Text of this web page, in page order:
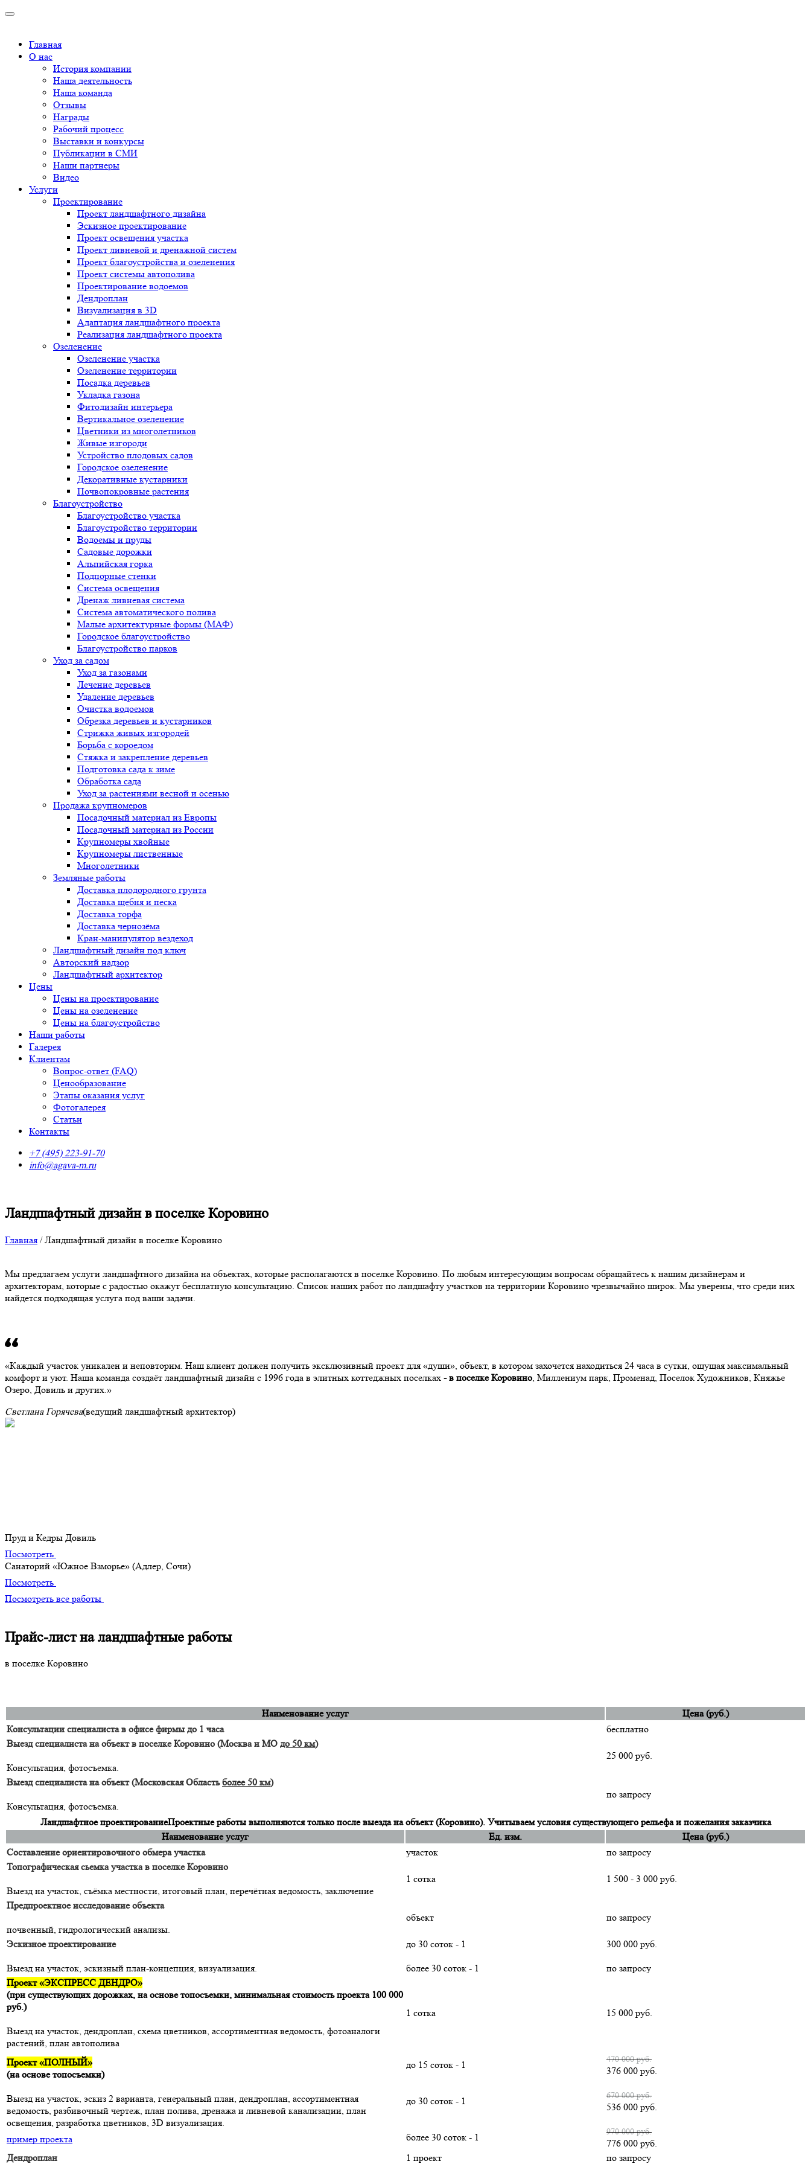
Главная
О нас
История компании
Наша деятельность
Наша команда
Отзывы
Награды
Рабочий процесс
Выставки и конкурсы
Публикации в СМИ
Наши партнеры
Видео
Услуги
Проектирование
Проект ландшафтного дизайна
Эскизное проектирование
Проект освещения участка
Проект ливневой и дренажной систем
Проект благоустройства и озеленения
Проект системы автополива
Проектирование водоемов
Дендроплан
Визуализация в 3D
Адаптация ландшафтного проекта
Реализация ландшафтного проекта
Озеленение
Озеленение участка
Озеленение территории
Посадка деревьев
Укладка газона
Фитодизайн интерьера
Вертикальное озеленение
Цветники из многолетников
Живые изгороди
Устройство плодовых садов
Городское озеленение
Декоративные кустарники
Почвопокровные растения
Благоустройство
Благоустройство участка
Благоустройство территории
Водоемы и пруды
Садовые дорожки
Альпийская горка
Подпорные стенки
Система освещения
Дренаж ливневая система
Система автоматического полива
Малые архитектурные формы (МАФ)
Городское благоустройство
Благоустройство парков
Уход за садом
Уход за газонами
Лечение деревьев
Удаление деревьев
Очистка водоемов
Обрезка деревьев и кустарников
Стрижка живых изгородей
Борьба с короедом
Стяжка и закрепление деревьев
Подготовка сада к зиме
Обработка сада
Уход за растениями весной и осенью
Продажа крупномеров
Посадочный материал из Европы
Посадочный материал из России
Крупномеры хвойные
Крупномеры лиственные
Многолетники
Земляные работы
Доставка плодородного грунта
Доставка щебня и песка
Доставка торфа
Доставка чернозёма
Кран-манипулятор вездеход
Ландшафтный дизайн под ключ
Авторский надзор
Ландшафтный архитектор
Цены
Цены на проектирование
Цены на озеленение
Цены на благоустройство
Наши работы
Галерея
Клиентам
Вопрос-ответ (FAQ)
Ценообразование
Этапы оказания услуг
Фотогалерея
Статьи
Контакты
+7 (495) 223-91-70
info@agava-m.ru
Ландшафтный дизайн в поселке Коровино
Главная /Ландшафтный дизайн в поселке Коровино
Мы предлагаем услуги ландшафтного дизайна на объектах, которые располагаются в поселке Коровино. По любым интересующим вопросам обращайтесь к нашим дизайнерам и
архитекторам, которые с радостью окажут бесплатную консультацию. Список наших работ по ландшафту участков на территории Коровино чрезвычайно широк. Мы уверены, что среди них
найдется подходящая услуга под ваши задачи.
Каждый участок уникален и неповторим. Наш клиент должен получить эксклюзивный проект для «души», объект, в котором захочется находиться 24 часа в сутки, ощущая максимальный
комфорт и уют. Наша команда создаёт ландшафтный дизайн с 1996 года в элитных коттеджных поселках - в поселке Коровино, Миллениум парк, Променад, Поселок Художников, Княжье
Озеро, Довиль и других.
Светлана Горячева(ведущий ландшафтный архитектор)
Пруд и Кедры Довиль
Посмотреть
Санаторий «Южное Взморье» (Адлер, Сочи)
Посмотреть
Посмотреть все работы
Прайс-лист на ландшафтные работы
в поселке Коровино
Наименование услуг
Цена (руб.)
Консультации специалиста в офисе фирмы до 1 часа
бесплатно
Выезд специалиста на объект в поселке Коровино (Москва и МО до 50 км)
Консультация, фотосъемка.
25 000 руб.
Выезд специалиста на объект (Московская Областьболее 50 км)
Консультация, фотосъемка.
по запросу
Ландшафтное проектированиеПроектные работы выполняются только после выезда на объект (Коровино). Учитываем условия существующего рельефа и пожелания заказчика
Наименование услуг
Ед. изм.
Цена (руб.)
Составление ориентировочного обмера участка
участок
по запросу
Топографическая сьемка участка в поселке Коровино
Выезд на участок, съёмка местности, итоговый план, перечётная ведомость, заключение
1 сотка 1 500 - 3 000 руб.
Предпроектное исследование объекта
почвенный, гидрологический анализы.
объект по запросу
Эскизное проектирование
Выезд на участок, эскизный план-концепция, визуализация.
до 30 соток - 1
более 30 соток - 1
300 000 руб.
по запросу
Проект «ЭКСПРЕСС ДЕНДРО»
(при существующих дорожках, на основе топосъемки, минимальная стоимость проекта 100 000
руб.)
Выезд на участок, дендроплан, схема цветников, ассортиментная ведомость, фотоаналоги
растений, план автополива
1 сотка 15 000 руб.
Проект «ПОЛНЫЙ»
(на основе топосъемки)
Выезд на участок, эскиз 2 варианта, генеральный план, дендроплан, ассортиментная
ведомость, разбивочный чертеж, план полива, дренажа и ливневой канализации, план
освещения, разработка цветников, 3D визуализация.
пример проекта
до 15 соток - 1
до 30 соток - 1
более 30 соток - 1
470 000 руб.
376 000 руб.
670 000 руб.
536 000 руб.
970 000 руб.
776 000 руб.
Дендроплан
1 проект по запросу